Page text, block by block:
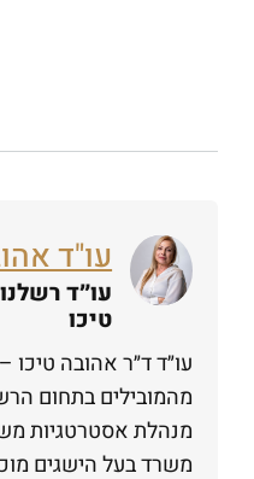
עו"ד
עו״ד
טיכו
עו״ד ד״ר אהובה
מהמובילים בתחום
מנהלת אסטרטגיות
משרד בעל הישגים